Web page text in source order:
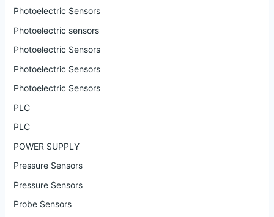
Photoelectric Sensors
Photoelectric sensors
Photoelectric Sensors
Photoelectric Sensors
Photoelectric Sensors
PLC
PLC
POWER SUPPLY
Pressure Sensors
Pressure Sensors
Probe Sensors